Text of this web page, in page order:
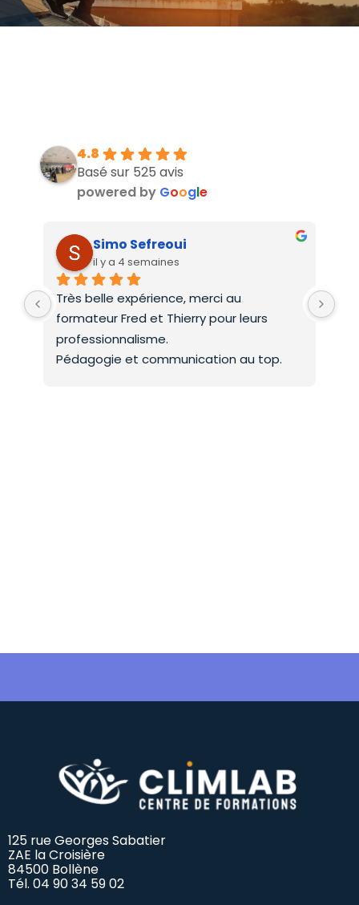
4.8
Basé sur 525 avis
powered by Google
Simo Sefreoui
il y a 4 semaines
Très belle expérience, merci au
formateur Fred et Thierry pour leurs
professionnalisme.
Pédagogie et communication au top.
125 rue Georges Sabatier
ZAE la Croisière
84500 Bollène
Tél. 04 90 34 59 02